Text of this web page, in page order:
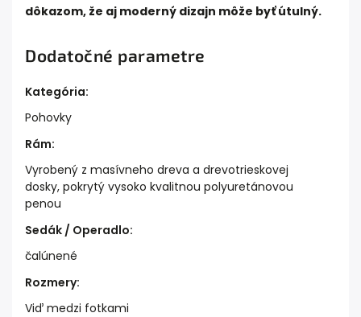
dôkazom, že aj moderný dizajn môže byť útulný.
Dodatočné parametre
Kategória:
Pohovky
Rám:
Vyrobený z masívneho dreva a drevotrieskovej
dosky, pokrytý vysoko kvalitnou polyuretánovou
penou
Sedák / Operadlo:
čalúnené
Rozmery:
Viď medzi fotkami